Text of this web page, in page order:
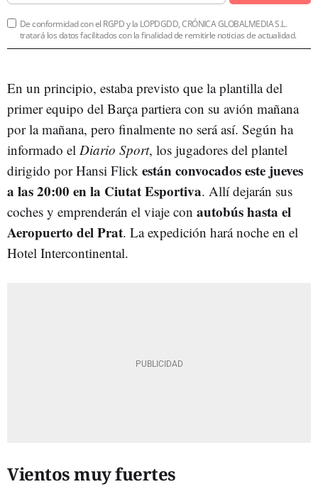
De conformidad con el RGPD y la LOPDGDD, CRÓNICA GLOBALMEDIA S.L.
tratará los datos facilitados con la finalidad de remitirle noticias de actualidad.
En un principio, estaba previsto que la plantilla del
primer equipo del Barça partiera con su avión mañana
por la mañana, pero finalmente no será así. Según ha
informado el Diario Sport, los jugadores del plantel
dirigido por Hansi Flick están convocados este jueves
a las 20:00 en la Ciutat Esportiva. Allí dejarán sus
coches y emprenderán el viaje con autobús hasta el
Aeropuerto del Prat. La expedición hará noche en el
Hotel Intercontinental.
Vientos muy fuertes